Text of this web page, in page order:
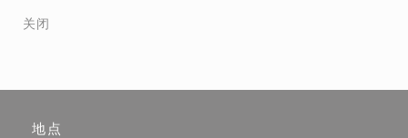
关闭
地点